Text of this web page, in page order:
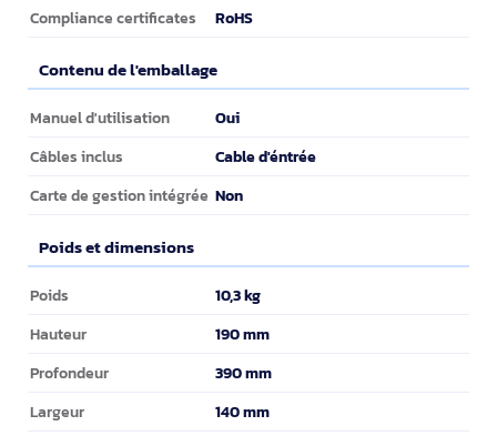
Compliance certificates RoHS
Contenu de l'emballage
Contenu de l'emballage
Manuel d'utilisation Oui
Câbles inclus Cable d'éntrée
Carte de gestion intégrée Non
Poids et dimensions
Poids et dimensions
Poids 10,3 kg
Hauteur 190 mm
Profondeur 390 mm
Largeur 140 mm